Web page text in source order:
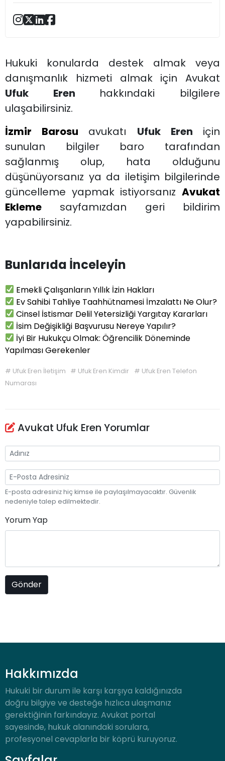
Hukuki konularda destek almak veya
danışmanlık hizmeti almak için Avukat
Ufuk Eren hakkındaki bilgilere
ulaşabilirsiniz.
İzmir Barosu
avukatı Ufuk Eren için
sunulan bilgiler baro tarafından
sağlanmış olup, hata olduğunu
düşünüyorsanız ya da iletişim bilgilerinde
güncelleme yapmak istiyorsanız Avukat
Ekleme sayfamızdan geri bildirim
yapabilirsiniz.
Bunlarıda İnceleyin
Emekli Çalışanların Yıllık İzin Hakları
Ev Sahibi Tahliye Taahhütnamesi İmzalattı Ne Olur?
Cinsel İstismar Delil Yetersizliği Yargıtay Kararları
İsim Değişikliği Başvurusu Nereye Yapılır?
İyi Bir Hukukçu Olmak: Öğrencilik Döneminde
Yapılması Gerekenler
# Ufuk Eren İletişim # Ufuk Eren Kimdir # Ufuk Eren Telefon
Numarası
Avukat Ufuk Eren Yorumlar
E-posta adresiniz hiç kimse ile paylaşılmayacaktır. Güvenlik
nedeniyle talep edilmektedir.
Yorum Yap
Hakkımızda
Hukuki bir durum ile karşı karşıya kaldığınızda
doğru bilgiye ve desteğe hızlıca ulaşmanız
gerektiğinin farkındayız. Avukat portal
sayesinde, hukuk alanındaki sorulara,
profesyonel cevaplarla bir köprü kuruyoruz.